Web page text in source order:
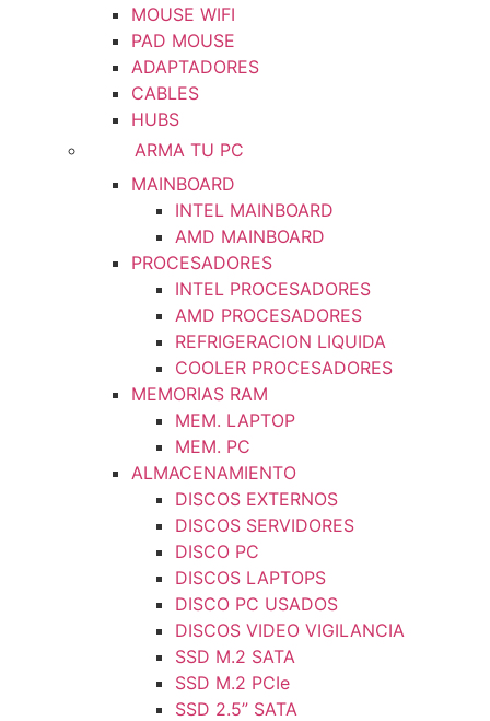
MOUSE WIFI
PAD MOUSE
ADAPTADORES
CABLES
HUBS
ARMA TU PC
MAINBOARD
INTEL MAINBOARD
AMD MAINBOARD
PROCESADORES
INTEL PROCESADORES
AMD PROCESADORES
REFRIGERACION LIQUIDA
COOLER PROCESADORES
MEMORIAS RAM
MEM. LAPTOP
MEM. PC
ALMACENAMIENTO
DISCOS EXTERNOS
DISCOS SERVIDORES
DISCO PC
DISCOS LAPTOPS
DISCO PC USADOS
DISCOS VIDEO VIGILANCIA
SSD M.2 SATA
SSD M.2 PCIe
SSD 2.5” SATA